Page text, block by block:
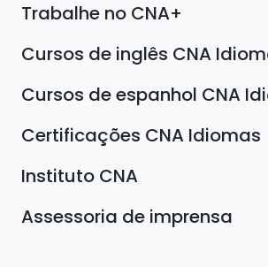
Trabalhe no CNA+
Cursos de inglês CNA
Cursos de espanhol CNA
Certificações CNA Idiomas
Instituto CNA
Assessoria de imprensa